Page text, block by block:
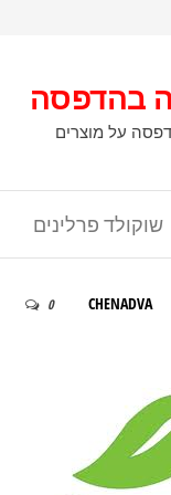
בהדפסה
על מוצרים
שוקולד פרלינים
CHENADVA
0